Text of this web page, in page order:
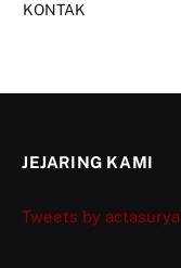
KONTAK
JEJARING KAMI
Tweets by actasurya